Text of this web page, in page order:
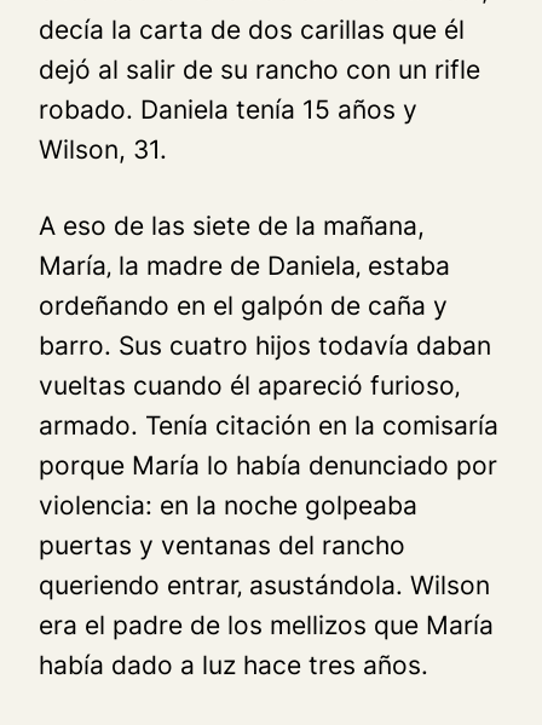
decía la carta de dos carillas que él
dejó al salir de su rancho con un rifle
robado. Daniela tenía 15 años y
Wilson, 31.
A eso de las siete de la mañana,
María‚ la madre de Daniela‚ estaba
ordeñando en el galpón de caña y
barro. Sus cuatro hijos todavía daban
vueltas cuando él apareció furioso‚
armado. Tenía citación en la comisaría
porque María lo había denunciado por
violencia: en la noche golpeaba
puertas y ventanas del rancho
queriendo entrar‚ asustándola. Wilson
era el padre de los mellizos que María
había dado a luz hace tres años.